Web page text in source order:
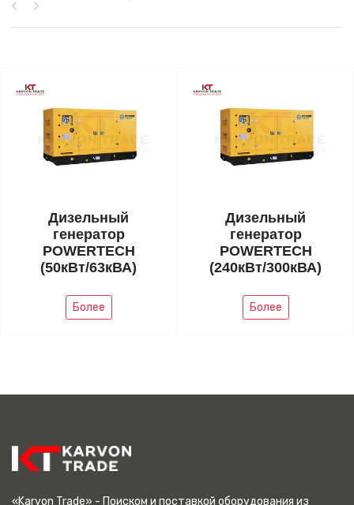
Дизельный
генератор
POWERTECH
(50кВт/63кВА)
Более
Дизельный
генератор
POWERTECH
(240кВт/300кВА)
Более
«Karvon Trade» - Поиском и поставкой оборудования из